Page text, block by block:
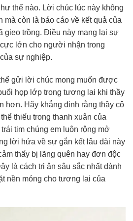
thế nào. Lời chúc lúc này không
mà còn là báo cáo về kết quả của
gieo trồng. Điều này mang lại sự
lớn cho người nhận trong
sự nghiệp.
gửi lời chúc mong muốn được
họp lớp trong tương lai khi thầy
hơn. Hãy khẳng định rằng thầy cô
thiếu trong thanh xuân của
tim chúng em luôn rộng mở
lời hứa về sự gắn kết lâu dài này
thấy bị lãng quên hay đơn độc
là cách tri ân sâu sắc nhất dành
nền móng cho tương lai của